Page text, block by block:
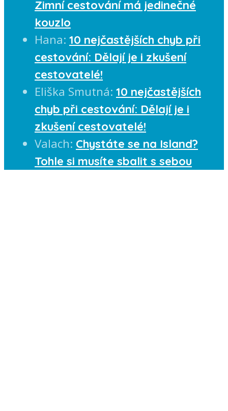
Zimní cestování má jedinečné
kouzlo
Hana: 10 nejčastějších chyb při
cestování: Dělají je i zkušení
cestovatelé!
Eliška Smutná: 10 nejčastějších
chyb při cestování: Dělají je i
zkušení cestovatelé!
Valach: Chystáte se na Island?
Tohle si musíte sbalit s sebou